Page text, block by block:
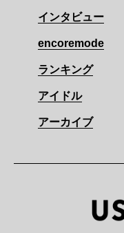
インタビュー
encoremode
ランキング
アイドル
アーカイブ